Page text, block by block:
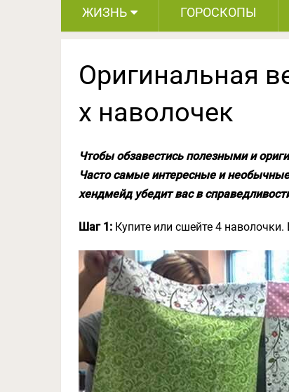
ЖИЗНЬ ГОРОСКОПЫ
Оригинальная
х наволочек
Чтобы обзавестись полезными и
Часто самые интересные и
хендмейд убедит вас в
Шаг 1: Купите или сшейте 4